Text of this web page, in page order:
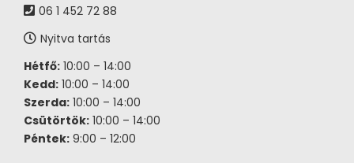
06 1 452 72 88
Nyitva tartás
Hétfő: 10:00 – 14:00
Kedd: 10:00 – 14:00
Szerda: 10:00 – 14:00
Csütörtök: 10:00 – 14:00
Péntek: 9:00 – 12:00